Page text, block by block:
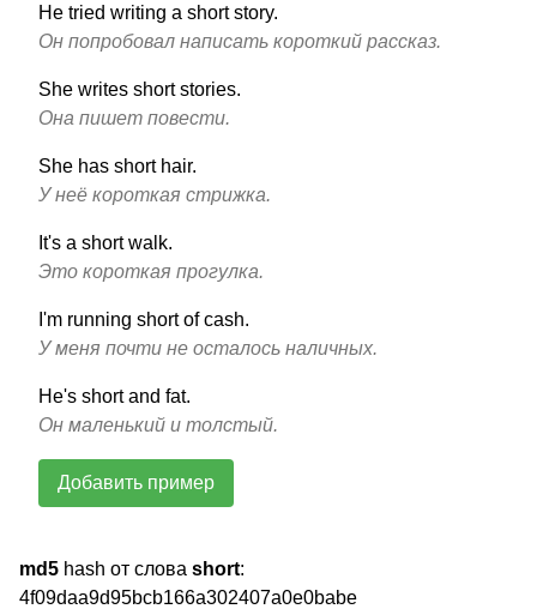
He tried writing a short story.
Он попробовал написать короткий рассказ.
She writes short stories.
Она пишет повести.
She has short hair.
У неё короткая стрижка.
It's a short walk.
Это короткая прогулка.
I'm running short of cash.
У меня почти не осталось наличных.
He's short and fat.
Он маленький и толстый.
Добавить пример
md5 hash от слова short:
4f09daa9d95bcb166a302407a0e0babe